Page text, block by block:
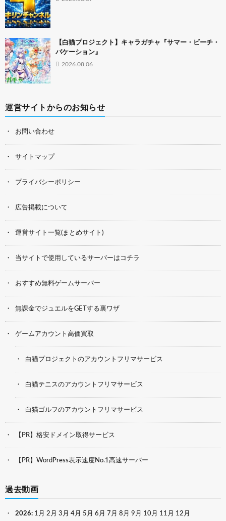
【白猫プロジェクト】キャラガチャ『サマー・ビーチ・
バケーション』
2026.08.06
運営サイトからのお知らせ
お問い合わせ
サイトマップ
プライバシーポリシー
広告掲載について
運営サイト一覧(まとめサイト)
当サイトで使用しているサーバーはコチラ
おすすめ無料ゲームサーバー
無課金でジュエルをGETする裏ワザ
ゲームアカウント高価買取
白猫プロジェクトのアカウントフリマサービス
白猫テニスのアカウントフリマサービス
白猫ゴルフのアカウントフリマサービス
【PR】格安ドメイン取得サービス
【PR】WordPress表示速度No.1高速サーバー
過去動画
2026: 1月 2月 3月 4月 5月 6月 7月 8月 9月 10月 11月 12月